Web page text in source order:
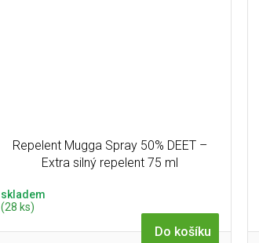
Repelent Mugga Spray 50% DEET –
Extra silný repelent 75 ml
skladem
(28 ks)
Do košíku